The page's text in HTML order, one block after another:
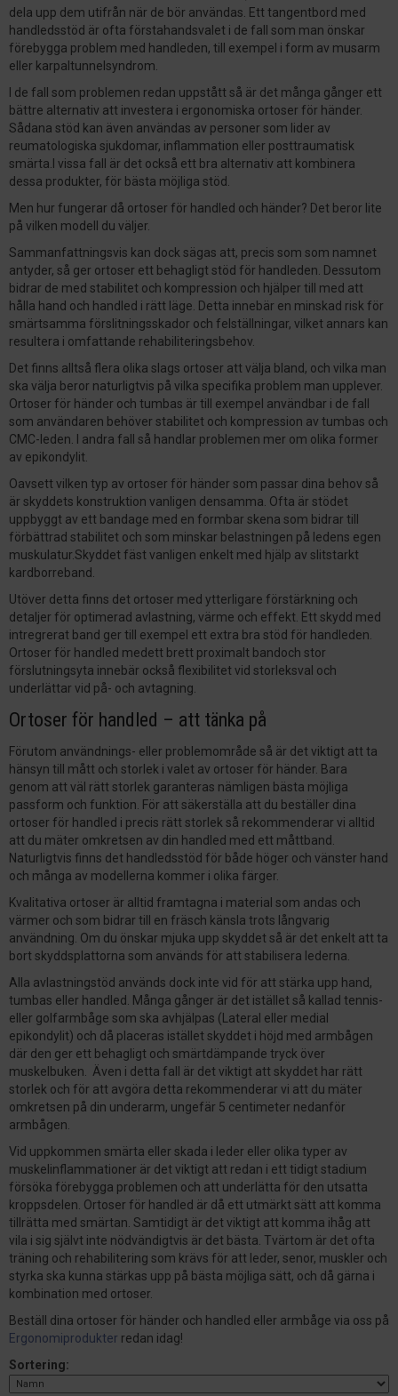
dela upp dem utifrån när de bör användas. Ett tangentbord med
handledsstöd är ofta förstahandsvalet i de fall som man önskar
förebygga problem med handleden, till exempel i form av musarm
eller karpaltunnelsyndrom.
I de fall som problemen redan uppstått så är det många gånger ett
bättre alternativ att investera i ergonomiska ortoser för händer.
Sådana stöd kan även användas av personer som lider av
reumatologiska sjukdomar, inflammation eller posttraumatisk
smärta.I vissa fall är det också ett bra alternativ att kombinera
dessa produkter, för bästa möjliga stöd.
Men hur fungerar då ortoser för handled och händer? Det beror lite
på vilken modell du väljer.
Sammanfattningsvis kan dock sägas att, precis som som namnet
antyder, så ger ortoser ett behagligt stöd för handleden. Dessutom
bidrar de med stabilitet och kompression och hjälper till med att
hålla hand och handled i rätt läge. Detta innebär en minskad risk för
smärtsamma förslitningsskador och felställningar, vilket annars kan
resultera i omfattande rehabiliteringsbehov.
Det finns alltså flera olika slags ortoser att välja bland, och vilka man
ska välja beror naturligtvis på vilka specifika problem man upplever.
Ortoser för händer och tumbas är till exempel användbar i de fall
som användaren behöver stabilitet och kompression av tumbas och
CMC-leden. I andra fall så handlar problemen mer om olika former
av epikondylit.
Oavsett vilken typ av ortoser för händer som passar dina behov så
är skyddets konstruktion vanligen densamma. Ofta är stödet
uppbyggt av ett bandage med en formbar skena som bidrar till
förbättrad stabilitet och som minskar belastningen på ledens egen
muskulatur.Skyddet fäst vanligen enkelt med hjälp av slitstarkt
kardborreband.
Utöver detta finns det ortoser med ytterligare förstärkning och
detaljer för optimerad avlastning, värme och effekt. Ett skydd med
intregrerat band ger till exempel ett extra bra stöd för handleden.
Ortoser för handled medett brett proximalt bandoch stor
förslutningsyta innebär också flexibilitet vid storleksval och
underlättar vid på- och avtagning.
Ortoser för handled – att tänka på
Förutom användnings- eller problemområde så är det viktigt att ta
hänsyn till mått och storlek i valet av ortoser för händer. Bara
genom att väl rätt storlek garanteras nämligen bästa möjliga
passform och funktion. För att säkerställa att du beställer dina
ortoser för handled i precis rätt storlek så rekommenderar vi alltid
att du mäter omkretsen av din handled med ett måttband.
Naturligtvis finns det handledsstöd för både höger och vänster hand
och många av modellerna kommer i olika färger.
Kvalitativa ortoser är alltid framtagna i material som andas och
värmer och som bidrar till en fräsch känsla trots långvarig
användning. Om du önskar mjuka upp skyddet så är det enkelt att ta
bort skyddsplattorna som används för att stabilisera lederna.
Alla avlastningstöd används dock inte vid för att stärka upp hand,
tumbas eller handled. Många gånger är det istället så kallad tennis-
eller golfarmbåge som ska avhjälpas (Lateral eller medial
epikondylit) och då placeras istället skyddet i höjd med armbågen
där den ger ett behagligt och smärtdämpande tryck över
muskelbuken. Även i detta fall är det viktigt att skyddet har rätt
storlek och för att avgöra detta rekommenderar vi att du mäter
omkretsen på din underarm, ungefär 5 centimeter nedanför
armbågen.
Vid uppkommen smärta eller skada i leder eller olika typer av
muskelinflammationer är det viktigt att redan i ett tidigt stadium
försöka förebygga problemen och att underlätta för den utsatta
kroppsdelen. Ortoser för handled är då ett utmärkt sätt att komma
tillrätta med smärtan. Samtidigt är det viktigt att komma ihåg att
vila i sig självt inte nödvändigtvis är det bästa. Tvärtom är det ofta
träning och rehabilitering som krävs för att leder, senor, muskler och
styrka ska kunna stärkas upp på bästa möjliga sätt, och då gärna i
kombination med ortoser.
Beställ dina ortoser för händer och handled eller armbåge via oss på
Ergonomiprodukter redan idag!
Sortering: